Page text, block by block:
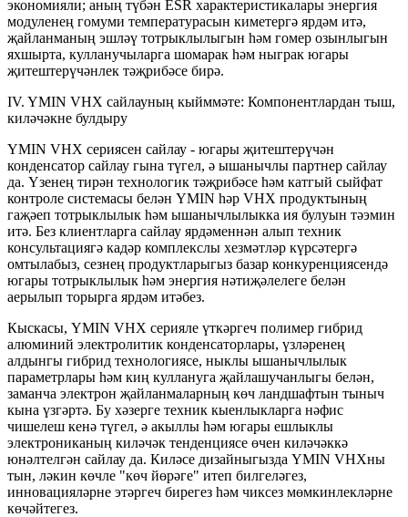
экономияли; аның түбән ESR характеристикалары энергия
модуленең гомуми температурасын киметергә ярдәм итә,
җайланманың эшләү тотрыклылыгын һәм гомер озынлыгын
яхшырта, кулланучыларга шомарак һәм ныграк югары
җитештерүчәнлек тәҗрибәсе бирә.
IV. YMIN VHX сайлауның кыйммәте: Компонентлардан тыш,
киләчәкне булдыру
YMIN VHX сериясен сайлау - югары җитештерүчән
конденсатор сайлау гына түгел, ә ышанычлы партнер сайлау
да. Үзенең тирән технологик тәҗрибәсе һәм катгый сыйфат
контроле системасы белән YMIN һәр VHX продуктының
гаҗәеп тотрыклылык һәм ышанычлылыкка ия ​​булуын тәэмин
итә. Без клиентларга сайлау ярдәменнән алып техник
консультациягә кадәр комплекслы хезмәтләр күрсәтергә
омтылабыз, сезнең продуктларыгыз базар конкуренциясендә
югары тотрыклылык һәм энергия нәтиҗәлелеге белән
аерылып торырга ярдәм итәбез.
Кыскасы, YMIN VHX серияле үткәргеч полимер гибрид
алюминий электролитик конденсаторлары, үзләренең
алдынгы гибрид технологиясе, ныклы ышанычлылык
параметрлары һәм киң куллануга җайлашучанлыгы белән,
заманча электрон җайланмаларның көч ландшафтын тыныч
кына үзгәртә. Бу хәзерге техник кыенлыкларга нәфис
чишелеш кенә түгел, ә акыллы һәм югары ешлыклы
электрониканың киләчәк тенденциясе өчен киләчәккә
юнәлтелгән сайлау да. Киләсе дизайныгызда YMIN VHXны
тын, ләкин көчле "көч йөрәге" итеп билгеләгез,
инновацияләрне этәргеч бирегез һәм чиксез мөмкинлекләрне
көчәйтегез.